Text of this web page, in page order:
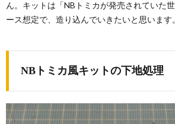
ん。キットは「NBトミカが発売されていた
ース想定で、造り込んでいきたいと思います。
NBトミカ風キットの下地処理